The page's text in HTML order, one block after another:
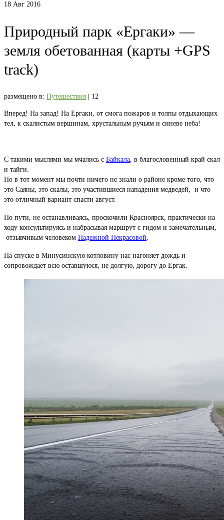
18 Авг 2016
Природный парк «Ергаки» —
земля обетованная (карты +GPS
track)
размещено в: Путешествия 12
Вперед! На запад! На Ергаки, от смога пожаров и толпы отдыхающих
тел, к скалистым вершинам, хрустальным ручьям и синеве неба!
С такими мыслями мы мчались с Байкала , в благословенный край скал
и тайги.
Но в тот момент мы почти ничего не знали о районе кроме того, что
это Саяны, это скалы, это участившиеся нападения медведей, и что
это отличный вариант спасти август.
По пути, не останавливаясь, проскочили Красноярск, практически на
ходу консультируясь и набрасывая маршрут с гидом и замечательным,
отзывчивым человеком Надежной Некрасовой
На спуске в Минусинскую котловину нас нагоняет дождь и
сопровождает всю оставшуюся, не долгую, дорогу до Ергак.